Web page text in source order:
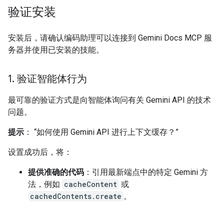
验证安装
安装后，请确认编码助理可以连接到 Gemini Docs MCP 服
务器并使用已安装的技能。
1. 验证智能体行为
最可靠的验证方式是向智能体询问有关 Gemini API 的技术
问题。
提示 ： “如何使用 Gemini API 进行上下文缓存？”
设置成功后，将：
提供准确的代码 ：引用最新端点中的特定 Gemini 方
法，例如 cacheContent 或
cachedContents.create 。